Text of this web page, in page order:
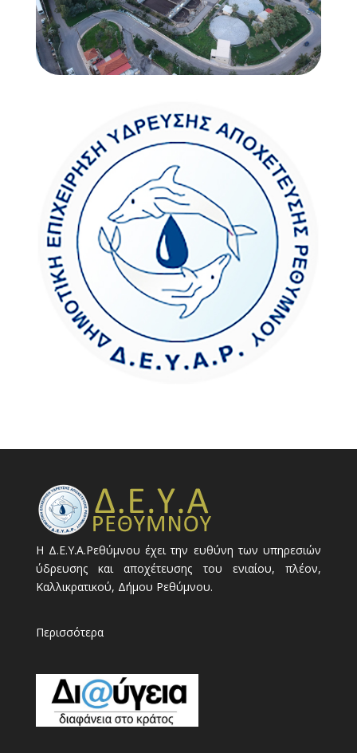
Η Δ.Ε.Υ.Α.Ρεθύμνου έχει την ευθύνη των υπηρεσιών
ύδρευσης και αποχέτευσης του ενιαίου, πλέον,
Καλλικρατικού, Δήμου Ρεθύμνου.
Περισσότερα